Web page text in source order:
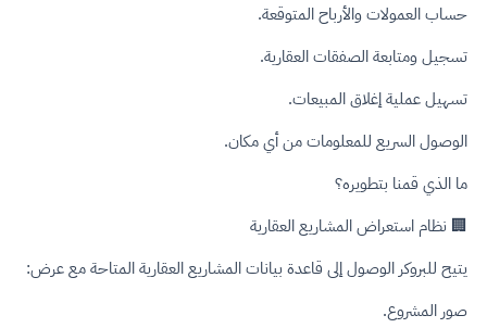
حساب العمولات والأرباح المتوقعة.
تسجيل ومتابعة الصفقات العقارية.
تسهيل عملية إغلاق المبيعات.
الوصول السريع للمعلومات من أي مكان.
ما الذي قمنا بتطويره؟
🏢 نظام استعراض المشاريع العقارية
يتيح للبروكر الوصول إلى قاعدة بيانات المشاريع العقارية المتاحة مع عرض:
صور المشروع.